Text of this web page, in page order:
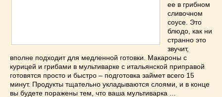
ее в грибном
сливочном
соусе. Это
блюдо, как ни
странно это
звучит,
вполне подходит для медленной готовки. Макароны с
курицей и грибами в мультиварке с итальянской приправой
готовятся просто и быстро – подготовка займет всего 15
минут. Продукты тщательно укладываются слоями, и в конце
вы будете поражены тем, что ваша мультиварка ...